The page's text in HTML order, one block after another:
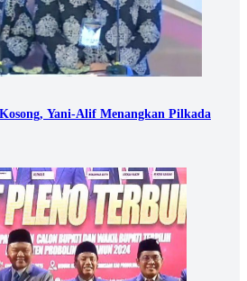
Yani-Alif Menangkan Pilkada